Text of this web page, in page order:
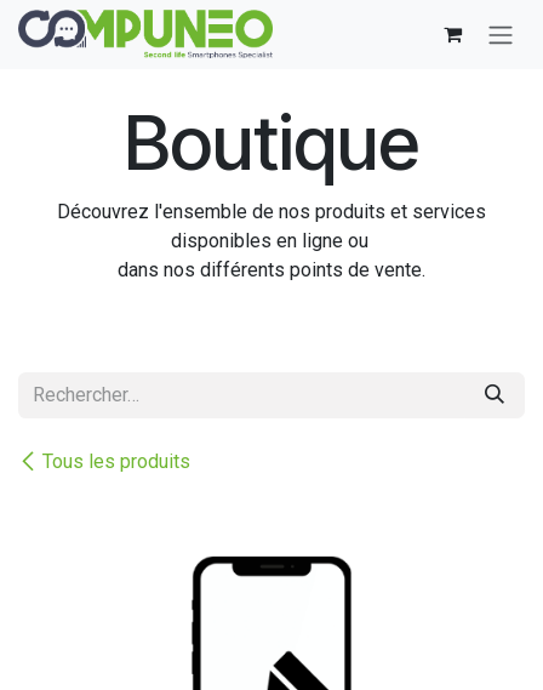
Se rendre au contenu
Boutique
Découvrez l'ensemble de nos produits et services
disponibles en ligne ou
dans nos différents points de vente.
Tous les produits